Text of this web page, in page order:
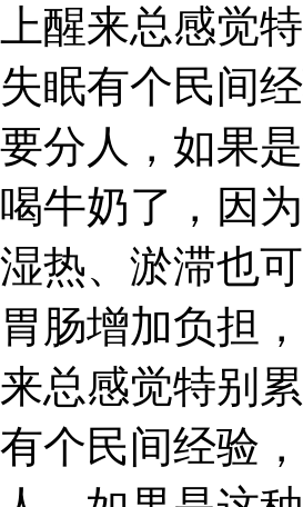
上醒来总感觉
失眠有个民间
要分人，如果
喝牛奶了，因
湿热、淤滞也
胃肠增加负担
来总感觉特别
有个民间经验